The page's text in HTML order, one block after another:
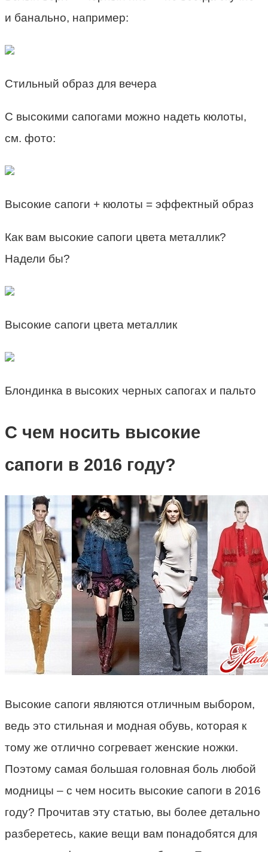
и банально, например:
Стильный образ для вечера
С высокими сапогами можно надеть кюлоты,
см. фото:
Высокие сапоги + кюлоты = эффектный образ
Как вам высокие сапоги цвета металлик?
Надели бы?
Высокие сапоги цвета металлик
Блондинка в высоких черных сапогах и пальто
С чем носить высокие
сапоги в 2016 году?
Высокие сапоги являются отличным выбором,
ведь это стильная и модная обувь, которая к
тому же отлично согревает женские ножки.
Поэтому самая большая головная боль любой
модницы – с чем носить высокие сапоги в 2016
году? Прочитав эту статью, вы более детально
разберетесь, какие вещи вам понадобятся для